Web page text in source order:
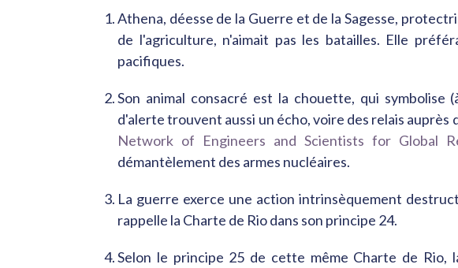
Athena, déesse de la Guerre et de la Sagesse,
de l'agriculture, n'aimait pas les batailles. Elle
pacifiques.
Son animal consacré est la chouette, qui symbolise
d'alerte trouvent aussi un écho, voire des relais
Network of Engineers and Scientists for Global
démantèlement des armes nucléaires.
La guerre exerce une action intrinsèquement
rappelle la Charte de Rio dans son principe 24.
Selon le principe 25 de cette même Charte de